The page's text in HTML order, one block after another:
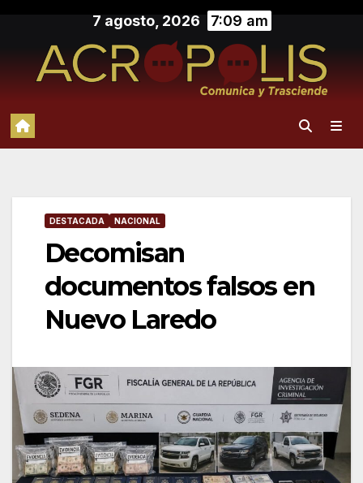
contenido
7 agosto, 2026 7:09 am
DESTACADA NACIONAL
Decomisan
documentos falsos en
Nuevo Laredo